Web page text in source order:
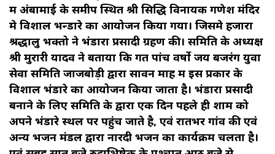
में अंबामाई के समीप स्थित श्री सिद्धि विनायक गणेश मंदिर
मे विशाल भन्डारे का आयोजन किया गया। जिसमे हजारों
श्रद्धालु भक्तो ने भंडारा प्रसादी ग्रहण की। समिति के अध्यक्ष
श्री मुरारी यादव ने बताया कि गत पांच वर्षो जय बजरंग युवा
सेवा समिति जाजबोड़ी द्वारा सावन माह में इस प्रकार के
विशाल भंडारे का आयोजन किया जाता है। भंडारा प्रसादी
बनाने के लिए समिति के द्वारा एक दिन पहले ही शाम को
अपने भंडारे स्थल पर पहुंच जाते है, एवं रातभर गांव की एवं
अन्य भजन मंडल द्वारा नारदी भजन का कार्यक्रम चलता है।